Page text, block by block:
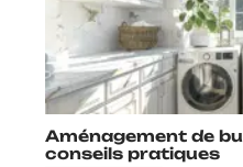
Aménagement de
conseils pratiques